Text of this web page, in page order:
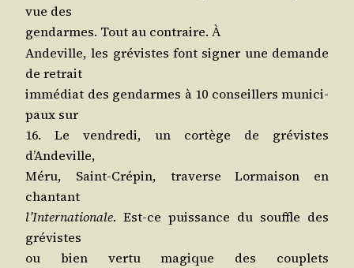
vue des
gen­darmes. Tout au contraire. À
Ande­ville, les gré­vistes font signer une demande
de retrait
immé­diat des gen­darmes à 10 conseillers muni­ci­
paux sur
16. Le ven­dre­di, un cor­tège de gré­vistes
d’Andeville,
Méru, Saint-Cré­pin, tra­verse Lor­mai­son en
chantant
l’In­ter­na­tio­nale. Est-ce puis­sance du souffle des
grévistes
ou bien ver­tu magique des cou­plets